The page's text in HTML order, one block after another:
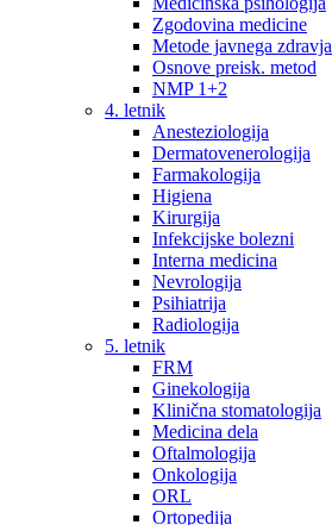
Zgodovina medicine
Metode javnega zdravja
Osnove preisk. metod
NMP 1+2
4. letnik
Anesteziologija
Dermatovenerologija
Farmakologija
Higiena
Kirurgija
Infekcijske bolezni
Interna medicina
Nevrologija
Psihiatrija
Radiologija
5. letnik
FRM
Ginekologija
Klinična stomatologija
Medicina dela
Oftalmologija
Onkologija
ORL
Ortopedija